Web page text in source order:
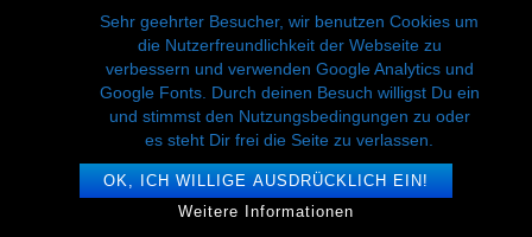
Sehr geehrter Besucher, wir benutzen Cookies um
die Nutzerfreundlichkeit der Webseite zu
verbessern und verwenden Google Analytics und
Google Fonts. Durch deinen Besuch willigst Du ein
und stimmst den Nutzungsbedingungen zu oder
es steht Dir frei die Seite zu verlassen.
OK, ICH WILLIGE AUSDRÜCKLICH EIN!
Weitere Informationen
Auf die kommenden Jahre – mit neuen
Herausforderungen, modernen Lösungen und der
bewährten Qualität vonDJS.
Mit besten Grüßen
Jürgen Steinhausen
Inhaber der DJS Wirtschaftsdetektei Jürgen